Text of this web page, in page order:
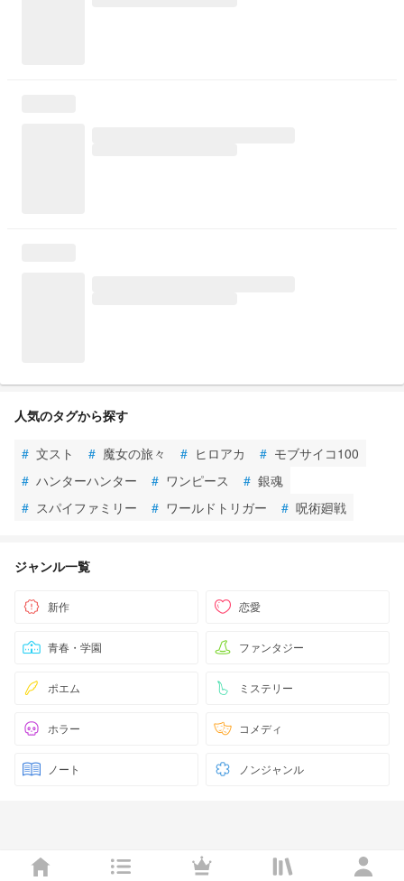
人気のタグから探す
# 文スト # 魔女の旅々 # ヒロアカ # モブサイコ100
# ハンターハンター # ワンピース # 銀魂
# スパイファミリー # ワールドトリガー # 呪術廻戦
ジャンル一覧
新作 恋愛
青春・学園 ファンタジー
ポエム ミステリー
ホラー コメディ
ノート ノンジャンル